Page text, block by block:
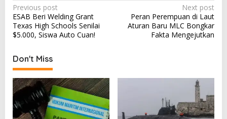
P
o
s
t
n
a
v
i
Previous post
ESAB Beri Welding Grant
Texas High Schools Senilai
$5.000, Siswa Auto Cuan!
Next post
Peran Perempuan di Laut
Aturan Baru MLC Bongkar
Fakta Mengejutkan
Don't Miss